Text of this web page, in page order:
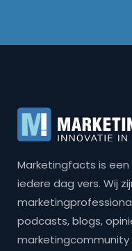
Marketingfacts is
iedere dag vers. Wij
podcasts, blogs,
marketingcommunity